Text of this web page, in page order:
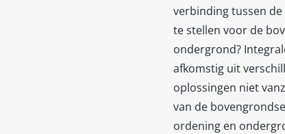
verbinding tussen
te stellen voor de
ondergrond?
afkomstig uit
oplossingen niet
van de
ordening en